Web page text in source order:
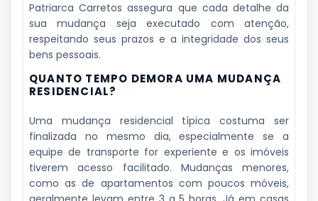
Patriarca Carretos assegura que cada detalhe da
sua mudança seja executado com atenção,
respeitando seus prazos e a integridade dos seus
bens pessoais.
QUANTO TEMPO DEMORA UMA MUDANÇA
RESIDENCIAL?
Uma mudança residencial típica costuma ser
finalizada no mesmo dia, especialmente se a
equipe de transporte for experiente e os imóveis
tiverem acesso facilitado. Mudanças menores,
como as de apartamentos com poucos móveis,